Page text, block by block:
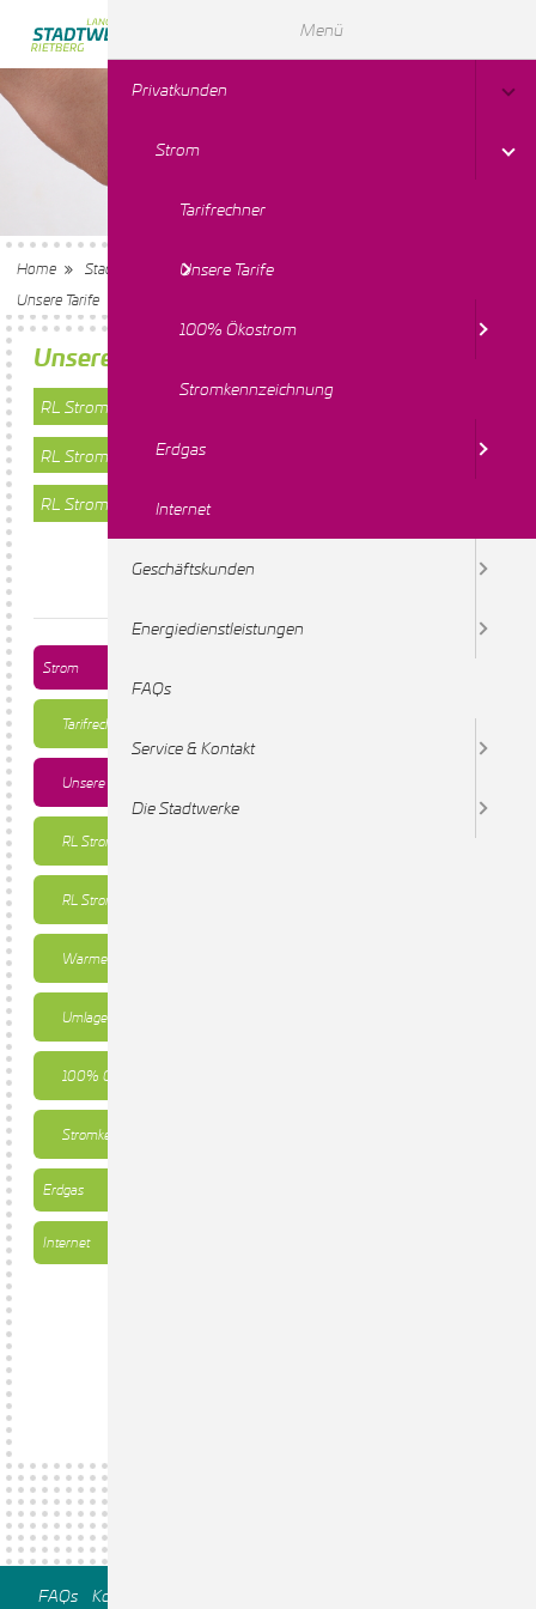
Home Stadtwerke Rietberg-Langenberg
Unsere Tarife
Unsere Strom-Tarife
RL Strom
RL StromSicher24
RL Strom Wärmepumpe
Strom
Tarifrechner
Unsere Tarife
RL StromSicher24
RL Strom
Wärmepumpe
Umlagenreduzierung
100% Ökostrom
Stromkennzeichnung
Erdgas
Internet
FAQs Kontakt
Menü
Privatkunden
Strom
Tarifrechner
Unsere Tarife
100% Ökostrom
Stromkennzeichnung
Erdgas
Internet
Geschäftskunden
Energiedienstleistungen
FAQs
Service & Kontakt
Die Stadtwerke